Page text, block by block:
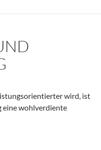
wird, ist
eine wohlverdiente